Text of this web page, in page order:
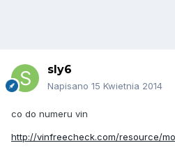
sly6
Napisano 15 Kwietnia 2014
co do numeru vin
http://vinfreecheck.com/resource/